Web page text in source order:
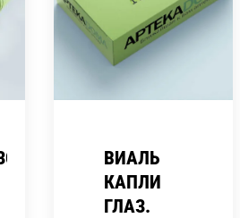
ВИАЛЬ
КАПЛИ
ГЛАЗ.